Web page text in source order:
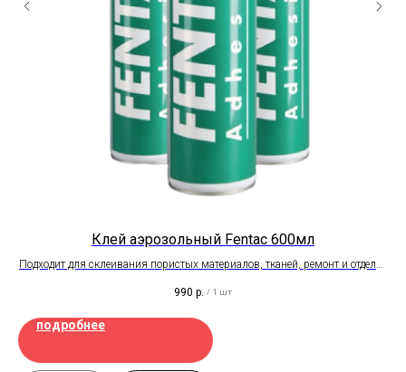
Клей аэрозольный Fentac 600мл
Подходит для склеивания пористых материалов, тканей, ремонт и отделка
звукоизоляция, упаковка, маркировка. ламинирование и т.д.
990 р. / 1 шт
подробнее